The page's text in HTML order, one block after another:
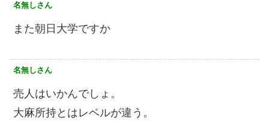
名無しさん
また朝日大学ですか
名無しさん
売人はいかんでしょ。
大麻所持とはレベルが違う。